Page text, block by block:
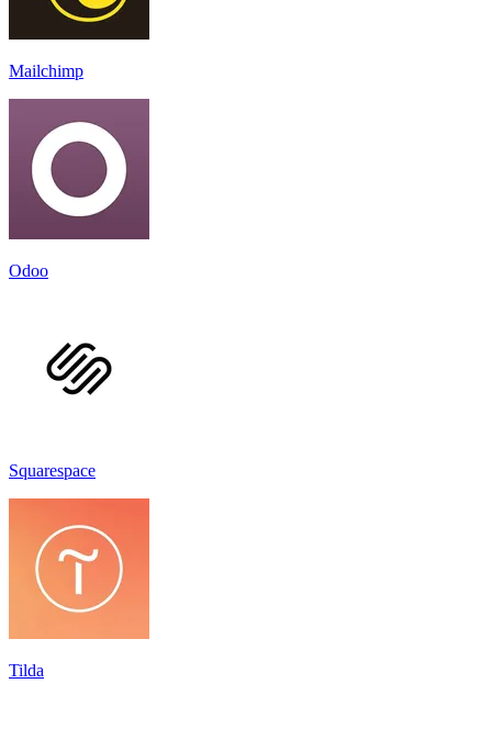
Mailchimp
Odoo
Squarespace
Tilda